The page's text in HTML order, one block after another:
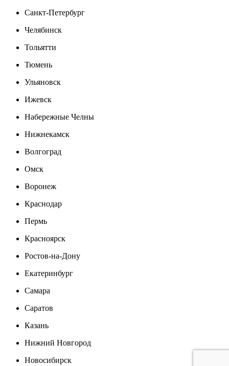
Санкт-Петербург
Челябинск
Тольятти
Тюмень
Ульяновск
Ижевск
Набережные Челны
Нижнекамск
Волгоград
Омск
Воронеж
Краснодар
Пермь
Красноярск
Ростов-на-Дону
Екатеринбург
Самара
Саратов
Казань
Нижний Новгород
Новосибирск